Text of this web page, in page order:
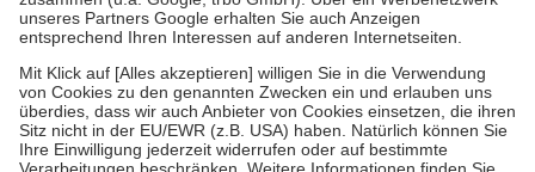
Bei Heilmitteln und häuslicher Krankenpflege beträgt die
Zuzahlung zehn Prozent der Kosten sowie zehn Euro je
Um das Engagement der Versicherten für ihre eigene Gesundheit zu
stärken und die besondere Stellung der Familie zu unterstützen,
fallenkeine Zuzahlungen an bei:
• Kindern und Jugendlichen bis zum vollendeten 18. Lebensjahr